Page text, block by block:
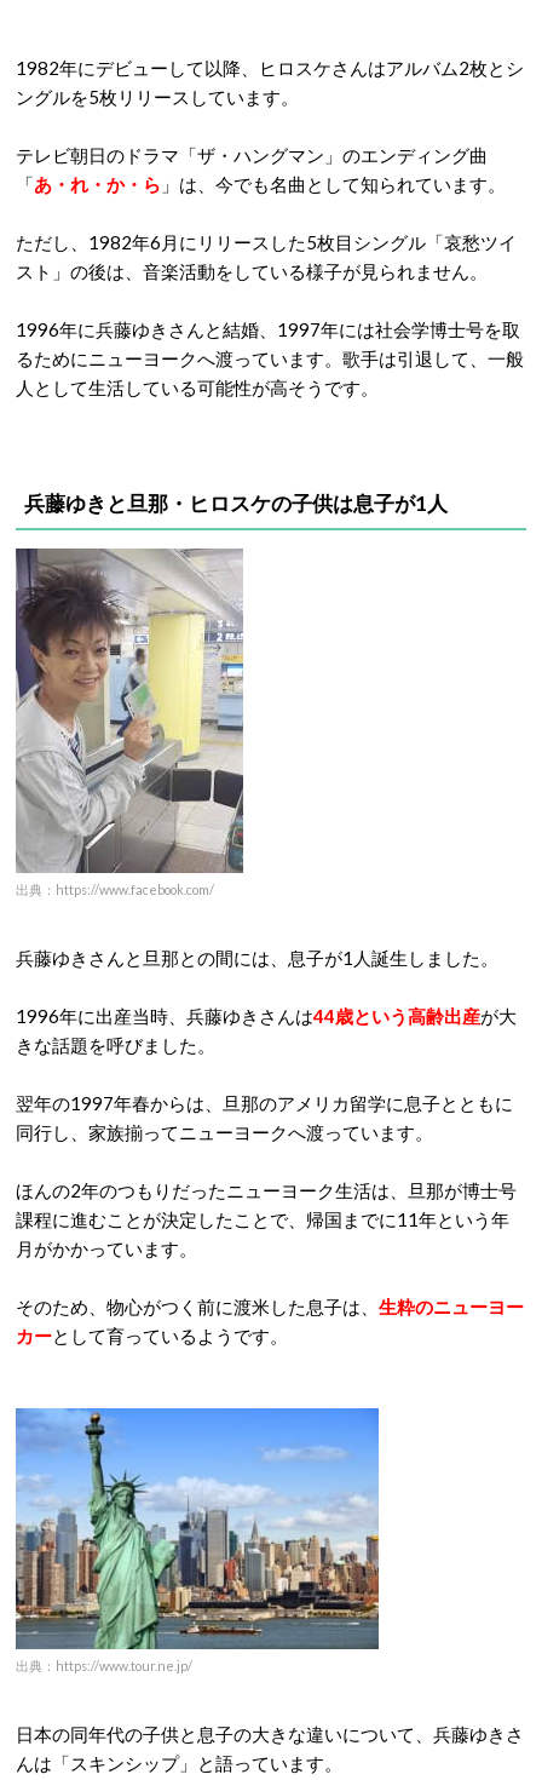
1982年にデビューして以降、ヒロスケさんはアルバム2枚とシ
ングルを5枚リリースしています。
テレビ朝日のドラマ「ザ・ハングマン」のエンディング曲
「あ・れ・か・ら 」は、今でも名曲として知られています。
ただし、1982年6月にリリースした5枚目シングル「哀愁ツイ
スト」の後は、音楽活動をしている様子が見られません。
1996年に兵藤ゆきさんと結婚、1997年には社会学博士号を取
るためにニューヨークへ渡っています。歌手は引退して、一般
人として生活している可能性が高そうです。
兵藤ゆきと旦那・ヒロスケの子供は息子が1人
出典：https://www.facebook.com/
兵藤ゆきさんと旦那との間には、息子が1人誕生しました。
1996年に出産当時、兵藤ゆきさんは44歳という高齢出産が大
きな話題を呼びました。
翌年の1997年春からは、旦那のアメリカ留学に息子とともに
同行し、家族揃ってニューヨークへ渡っています。
ほんの2年のつもりだったニューヨーク生活は、旦那が博士号
課程に進むことが決定したことで、帰国までに11年という年
月がかかっています。
そのため、物心がつく前に渡米した息子は、 生粋のニューヨー
カーとして育っているようです。
出典：https://www.tour.ne.jp/
日本の同年代の子供と息子の大きな違いについて、兵藤ゆきさ
んは「スキンシップ」と語っています。